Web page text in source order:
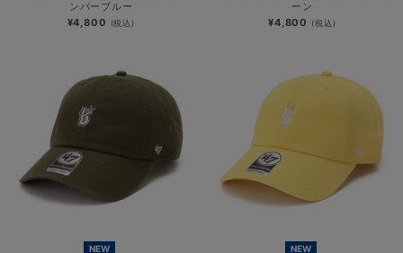
ンバーブルー
¥4,800 (税込)
ーン
¥4,800 (税込)
NEW NEW